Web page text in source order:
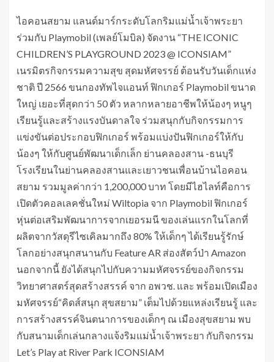
ไอคอนสยาม แลนด์มาร์กระดับโลกริมแม่น้ำเจ้าพระยา
ร่วมกับ Playmobil (เพลย์โมบิล) จัดงาน “THE ICONIC
CHILDREN’S PLAYGROUND 2023 @ ICONSIAM”
เนรมิตรกิจกรรมความสุข สุดมหัศจรรย์ ต้อนรับวันเด็กแห่ง
ชาติ ปี 2566 ขนกองทัพไจแอนท์ ฟิกเกอร์ Playmobil ขนาด
ใหญ่ เยอะที่สุดกว่า 50 ตัว หลากหลายอาชีพให้น้องๆ หนูๆ
เรียนรู้และสร้างแรงบันดาลใจ ร่วมสนุกกับกิจกรรมการ
แข่งขันต่อประกอบฟิกเกอร์ พร้อมแบ่งปันฟิกเกอร์ให้กับ
น้องๆ ให้กับศูนย์พัฒนาเด็กเล็ก ย่านคลองสาน -ธนบุรี
โรงเรียนในย่านคลองสานและเยาวชนเพื่อนบ้านไอคอน
สยาม รวมมูลค่ากว่า 1,200,000 บาท โดยมีไฮไลท์คือการ
เปิดตัวคอลเลคชั่นใหม่ Wiltopia จาก Playmobil ฟิกเกอร์
หุ่นต่อเสริมพัฒนาการจากเยอรมนี ของเล่นแรกในโลกที่
ผลิตจากวัสดุรีไซเคิลมากถึง 80% ให้เด็กๆ ได้เรียนรู้รักษ์
โลกอย่างสนุกสนานกับ Feature AR ส่องสัตว์ป่า Amazon
นอกจากนี้ ยังได้สนุกไปกับความมหัศจรรย์ของกิจกรรม
วิทยาศาสตร์สุดสร้างสรรค์ จาก อพวช. และ พร้อมเปิดเมือง
มหัศจรรย์“คิดส์สนุก สุขสยาม” เต็มไปด้วยแหล่งเรียนรู้ และ
การสร้างสรรค์จินตนาการของเด็กๆ ณ เมืองสุขสยาม พบ
กับสนามเด็กเล่นกลางแจ้งริมแม่น้ำเจ้าพระยา กับกิจกรรม
Let’s Play at River Park ICONSIAM